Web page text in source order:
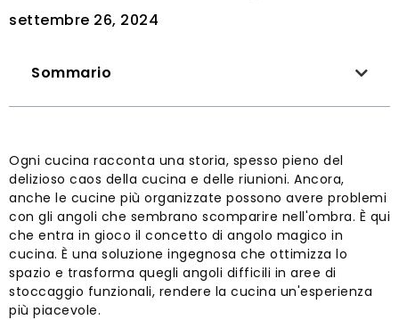
settembre 26, 2024
Sommario
Ogni cucina racconta una storia, spesso pieno del
delizioso caos della cucina e delle riunioni. Ancora,
anche le cucine più organizzate possono avere problemi
con gli angoli che sembrano scomparire nell'ombra. È qui
che entra in gioco il concetto di angolo magico in
cucina. È una soluzione ingegnosa che ottimizza lo
spazio e trasforma quegli angoli difficili in aree di
stoccaggio funzionali, rendere la cucina un'esperienza
più piacevole.